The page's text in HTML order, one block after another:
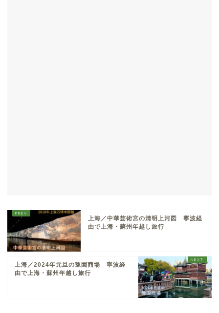
上海／中華芸術宮の清明上河図 寧波経
由で上海・蘇州年越し旅行
上海／2024年元旦の豫園商場 寧波経
由で上海・蘇州年越し旅行